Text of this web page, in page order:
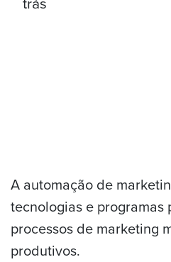
A automação de
tecnologias e programas
processos de marketing
produtivos.